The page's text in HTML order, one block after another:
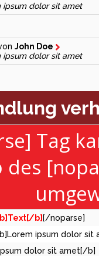
ipsum dolor sit amet
John Doe
ipsum dolor sit amet
Tag
des
b] [/noparse]
ipsum dolor
dolor sit amet[/b]